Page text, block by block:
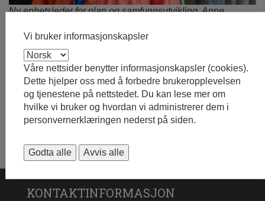
Ny enhetsleder for plan og samfunnsutvikling, Anne
Foto: Ullensaker kommune
Publisert: 27.06.2025 12:52
Sist endret: 21.07.2025 12:08
KONTAKTINFORMASJON
Vi bruker informasjonskapsler
Våre nettsider benytter informasjonskapsler (cookies).
Dette hjelper oss med å forbedre brukeropplevelsen
og tjenestene på nettstedet. Du kan lese mer om
hvilke vi bruker og hvordan vi administrerer dem i
personvernerklæringen nederst på siden.
Godta alle Avvis alle